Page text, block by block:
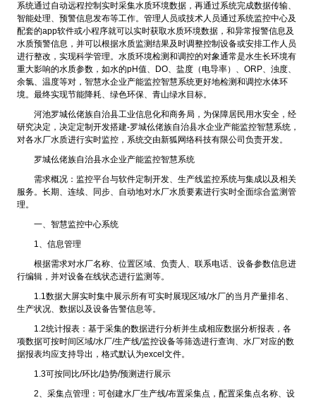
系统通过自动远程控制实时采集水质环境数据，再通过系统完成数据传输、
智能处理、预警信息发布等工作。管理人员或技术人员通过系统监控中心及
配套的app软件或小程序就可以实时获取水质环境数据，和异常报警信息及
水质预警信息，并可以根据水质监测结果及时调整控制设备或安排工作人员
进行整改，实现科学管理。水质环境检测和调控的对象通常是水生长环境有
重大影响的水质参数，如水的pH值、DO、盐度（电导率）、ORP、浊度、
余氯、温度等对，智慧水企业产能监控智慧系统更好地检测和调控水体环
境。最终实现节能降耗、绿色环保、青山绿水目标。
河池罗城仫佬族自治县工业信息化和商务局，为保障居民用水安全，经
研究决定，决定定制开发搭建-罗城仫佬族自治县水企业产能监控智慧系统，
对各水厂水质进行实时监控，系统交由新狐网络科技有限公司负责开发。
罗城仫佬族自治县水企业产能监控智慧系统
需求概况：监控平台与软件定制开发、生产线监控系统与集成以及相关
服务。长期、连续、同步、自动地对水厂水质要素进行实时全面综合监测管
理。
一、智慧监控中心系统
1、信息管理
根据需求对水厂名称、位置区域、负责人、联系电话、设备参数信息进
行编辑，并对设备在线状态进行监测等。
1.1数据大屏实时集中展示所有可实时展现区域/水厂的当月产量排名、
生产状况、数据以及设备告警信息等。
1.2统计报表：基于采集的数据进行分析并生成相应数据分析报表，各
项数据可按时间区域/水厂/生产线/监控设备等筛选进行查询、水厂对应的数
据报表均应支持导出，格式默认为excel文件。
1.3可按同比/环比/趋势/预测进行展示
2、采集点管理：可创建水厂生产线/布置采集点，配置采集点名称、设